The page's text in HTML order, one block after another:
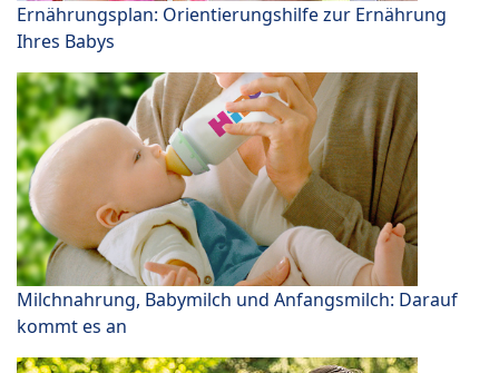
Ernährungsplan: Orientierungshilfe zur Ernährung
Ihres Babys
Milchnahrung, Babymilch und Anfangsmilch: Darauf
kommt es an